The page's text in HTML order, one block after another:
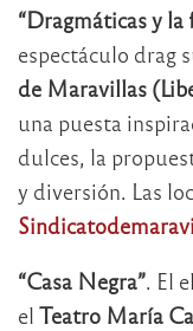
“Dragmáticas y la
espectáculo drag
de Maravillas
una puesta
dulces, la
y diversión. Las
“Casa Negra”. El
el Teatro María